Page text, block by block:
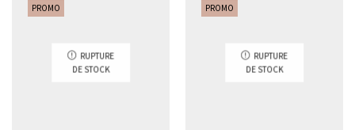
PROMO
RUPTURE
DE STOCK
PROMO
RUPTURE
DE STOCK